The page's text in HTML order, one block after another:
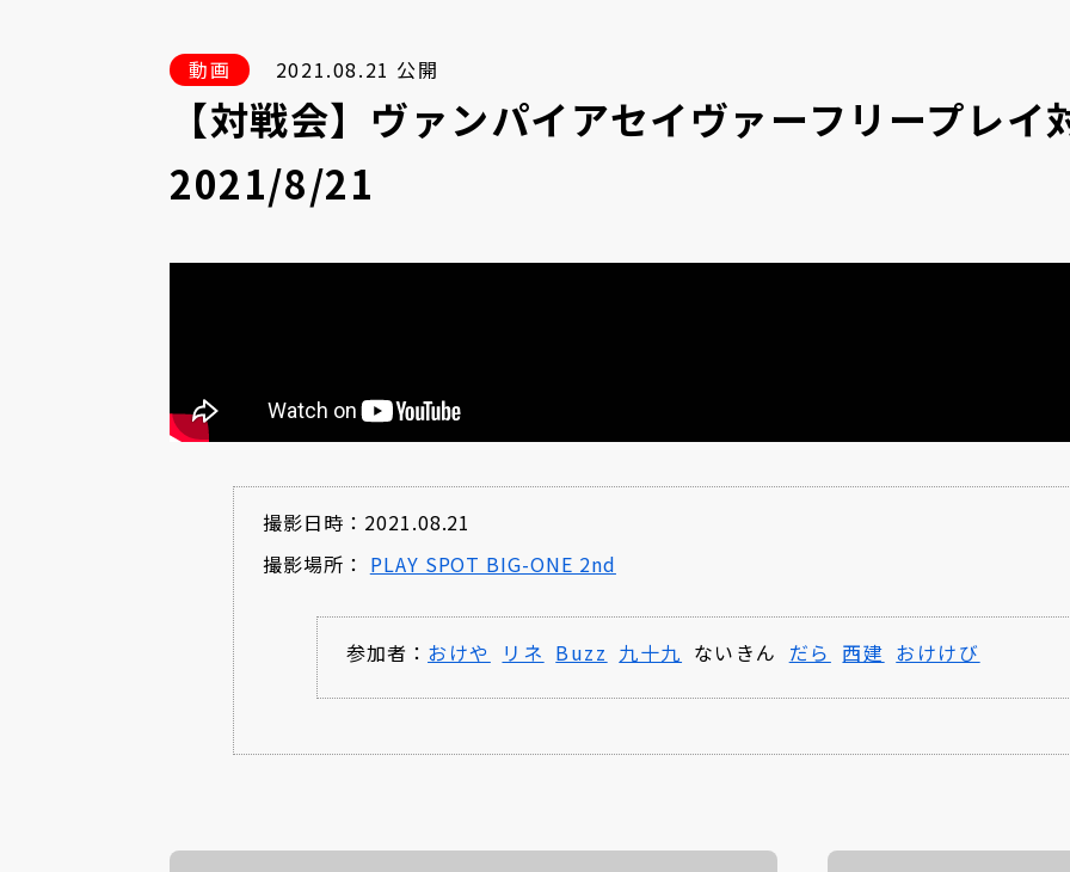
動画 2021.08.21 公開
【対戦会】ヴァンパイアセイヴァーフリープレ
2021/8/21
撮影日時：2021.08.21
撮影場所： PLAY SPOT BIG-ONE 2nd
参加者： おけや リネ Buzz 九十九 ないきん だら 西建 おけけび